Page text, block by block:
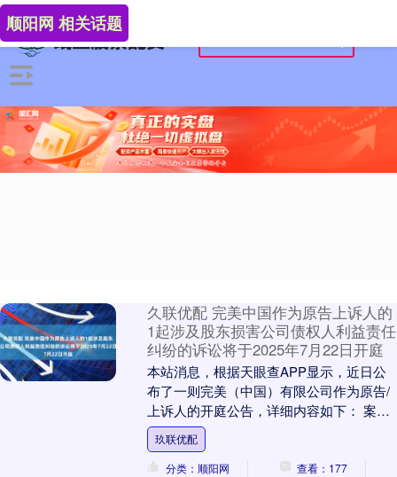
顺阳网 相关话题
久联优配 完美中国作为原告上诉人的
1起涉及股东损害公司债权人利益责任
纠纷的诉讼将于2025年7月22日开庭
本站消息，根据天眼查APP显示，近日公
布了一则完美（中国）有限公司作为原告/
上诉人的开庭公告，详细内容如下： 案
号：（2025）粤2071民初21197号审理
法....
玖联优配
分类：顺阳网
查看：177